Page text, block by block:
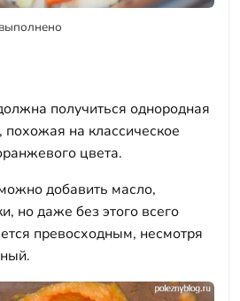
получиться однородная
на классическое
цвета.
добавить масло,
но даже без этого всего
превосходным, несмотря